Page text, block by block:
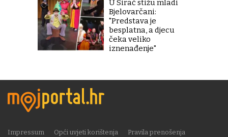
U Sirač stižu mladi
Bjelovarčani:
"Predstava je
besplatna, a djecu
čeka veliko
iznenađenje"
Impressum Opći uvjeti korištenja
Pravila prenošenja